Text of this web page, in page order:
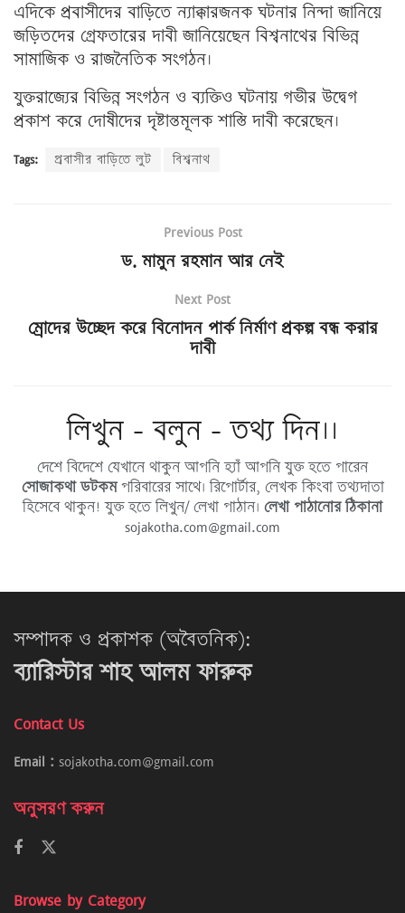
এদিকে প্রবাসীদের বাড়িতে ন্যাক্কারজনক ঘটনার নিন্দা জানিয়ে
জড়িতদের গ্রেফতারের দাবী জানিয়েছেন বিশ্বনাথের বিভিন্ন
সামাজিক ও রাজনৈতিক সংগঠন।
যুক্তরাজ্যের বিভিন্ন সংগঠন ও ব্যক্তিও ঘটনায় গভীর উদ্বেগ
প্রকাশ করে দোষীদের দৃষ্টান্তমূলক শাস্তি দাবী করেছেন।
Tags: প্রবাসীর বাড়িতে লুট বিশ্বনাথ
Previous Post
ড. মামুন রহমান আর নেই
Next Post
ম্রোদের উচ্ছেদ করে বিনোদন পার্ক নির্মাণ প্রকল্প বন্ধ করার
দাবী
লিখুন - বলুন - তথ্য দিন।।
দেশে বিদেশে যেখানে থাকুন আপনি হ্যাঁ আপনি যুক্ত হতে পারেন
সোজাকথা ডটকমপরিবারের সাথে। রিপোর্টার, লেখক কিংবা তথ্যদাতা
হিসেবে থাকুন! যুক্ত হতে লিখুন/ লেখা পাঠান। লেখা পাঠানোর ঠিকানা
sojakotha.com@gmail.com
সম্পাদক ও প্রকাশক (অবৈতনিক):
ব্যারিস্টার শাহ আলম ফারুক
Contact Us
Email : sojakotha.com@gmail.com
অনুসরণ করুন
Browse by Category